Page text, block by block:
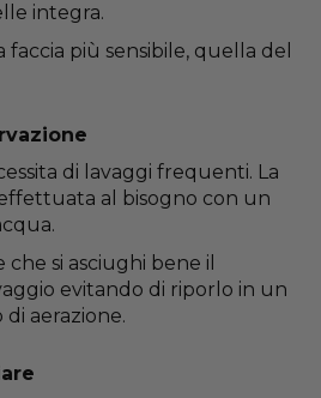
integra.
faccia più sensibile, quella del
di lavaggi frequenti. La
al bisogno con un
si asciughi bene il
evitando di riporlo in un
aerazione.